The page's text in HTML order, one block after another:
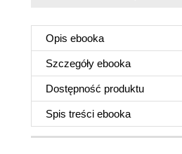
Opis ebooka
Szczegóły ebooka
Dostępność produktu
Spis treści ebooka